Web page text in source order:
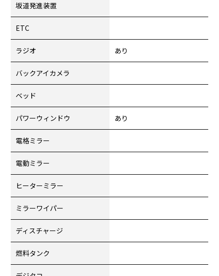
坂道発進装置
ETC
ラジオ あり
バックアイカメラ
ベッド
パワーウィンドウ あり
電格ミラー
電動ミラー
ヒーターミラー
ミラーワイパー
ディスチャージ
燃料タンク